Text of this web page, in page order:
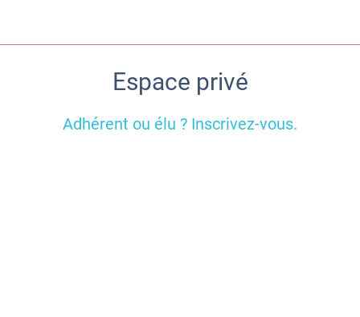
Espace privé
Adhérent ou élu ? Inscrivez-vous.